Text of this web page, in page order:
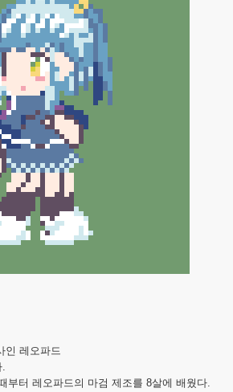
인 레오파드
.
부터 레오파드의 마검 제조를 8살에 배웠다.